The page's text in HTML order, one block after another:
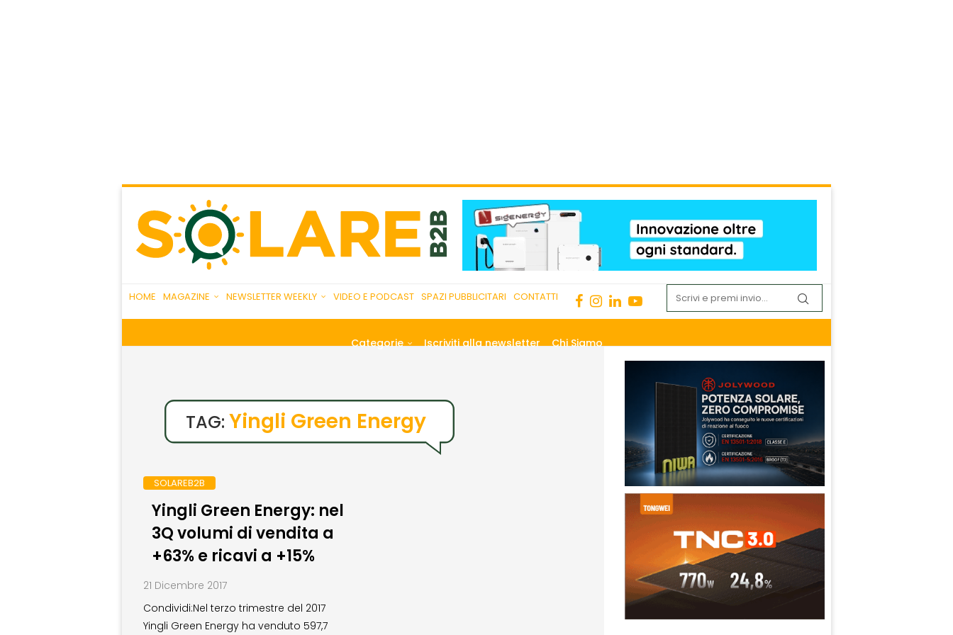
HOME MAGAZINE NEWSLETTER WEEKLY VIDEO E PODCAST SPAZI PUBBLICITARI CONTATTI
Categorie Iscriviti alla newsletter Chi Siamo
TAG: Yingli Green Energy
SOLAREB2B
Yingli Green Energy: nel
3Q volumi di vendita a
+63% e ricavi a +15%
21 Dicembre 2017
Condividi:Nel terzo trimestre del 2017
Yingli Green Energy ha venduto 597,7